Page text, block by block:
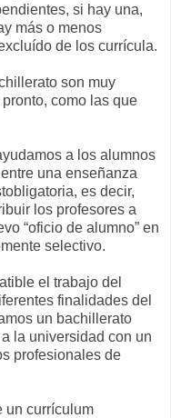
si hay una,
más o menos
de los currícula.
son muy
como las que
a los alumnos
una enseñanza
es decir,
los profesores a
“oficio de alumno” en
selectivo.
el trabajo del
finalidades del
un bachillerato
la universidad con un
profesionales de
un currículum